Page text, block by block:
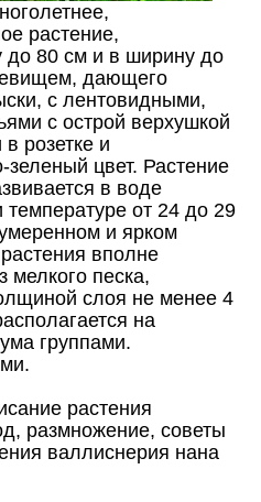
растение,
до 80 см и в ширину до
дающего
с лентовидными,
с острой верхушкой
розетке и
цвет. Растение
в воде
температуре от 24 до 29
и ярком
вполне
мелкого песка,
слоя не менее 4
на
группами.
растения
размножение, советы
валлиснерия нана